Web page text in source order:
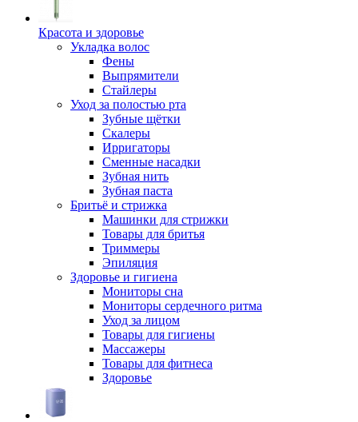
Красота и здоровье
Укладка волос
Фены
Выпрямители
Стайлеры
Уход за полостью рта
Зубные щётки
Скалеры
Ирригаторы
Сменные насадки
Зубная нить
Зубная паста
Бритьё и стрижка
Машинки для стрижки
Товары для бритья
Триммеры
Эпиляция
Здоровье и гигиена
Мониторы сна
Мониторы сердечного ритма
Уход за лицом
Товары для гигиены
Массажеры
Товары для фитнеса
Здоровье